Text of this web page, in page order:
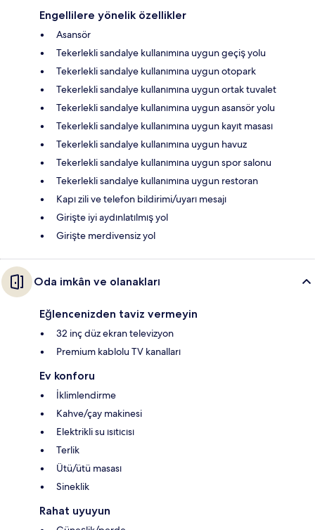
Engellilere yönelik özellikler
Asansör
Tekerlekli sandalye kullanımına uygun geçiş yolu
Tekerlekli sandalye kullanımına uygun otopark
Tekerlekli sandalye kullanımına uygun ortak tuvalet
Tekerlekli sandalye kullanımına uygun asansör yolu
Tekerlekli sandalye kullanımına uygun kayıt masası
Tekerlekli sandalye kullanımına uygun havuz
Tekerlekli sandalye kullanımına uygun spor salonu
Tekerlekli sandalye kullanımına uygun restoran
Kapı zili ve telefon bildirimi/uyarı mesajı
Girişte iyi aydınlatılmış yol
Girişte merdivensiz yol
Oda imkân ve olanakları
Eğlencenizden taviz vermeyin
32 inç düz ekran televizyon
Premium kablolu TV kanalları
Ev konforu
İklimlendirme
Kahve/çay makinesi
Elektrikli su ısıtıcısı
Terlik
Ütü/ütü masası
Sineklik
Rahat uyuyun